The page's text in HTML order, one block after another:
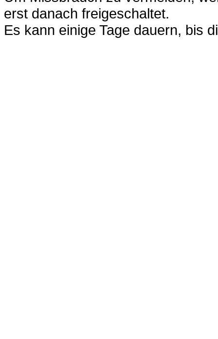
erst danach freigeschaltet.
Es kann einige Tage dauern, bis